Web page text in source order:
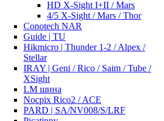
HD X-Sight I+II / Mars
4/5 X-Sight / Mars / Thor
Conotech NAR
Guide | TU
Hikmicro | Thunder 1-2 / Alpex /
Stellar
IRAY | Geni / Rico / Saim / Tube /
XSight
LM шина
Nocpix Rico2 / ACE
PARD | SA/NV008/S/LRF